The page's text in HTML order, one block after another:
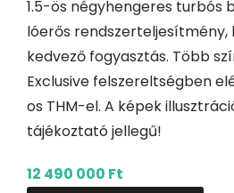
1.5-ös négyhengeres turbós
lóerős rendszerteljesítmény,
kedvező fogyasztás. Több
Exclusive felszereltségben
os THM-el. A képek
tájékoztató jellegű!
12 490 000 Ft